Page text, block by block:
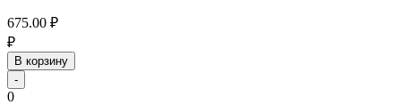
675.00 ₽
₽
В корзину
-
0